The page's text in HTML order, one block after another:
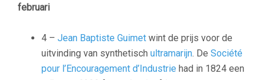
februari
4 – Jean Baptiste Guimet wint de prijs voor de
uitvinding van synthetisch ultramarijn. De Société
pour l’Encouragement d’Industrie had in 1824 een